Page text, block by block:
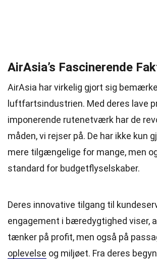
AirAsia’s Fascinerende
AirAsia har virkelig gjort sig
luftfartsindustrien. Med deres lave
imponerende rutenetværk har de
måden, vi rejser på. De har ikke kun
mere tilgængelige for mange, men
standard for budgetflyselskaber.
Deres innovative tilgang til
engagement i bæredygtighed viser,
tænker på profit, men også på
oplevelse og miljøet. Fra deres